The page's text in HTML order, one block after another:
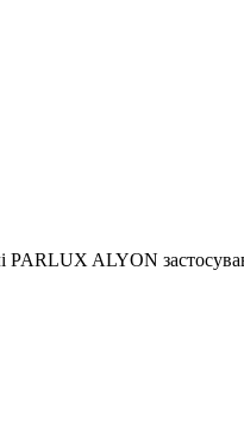
PARLUX ALYON